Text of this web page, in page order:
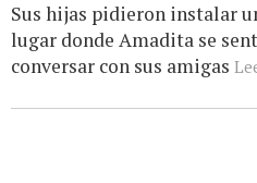
Sus hijas pidieron instalar
lugar donde Amadita se
conversar con sus amigas